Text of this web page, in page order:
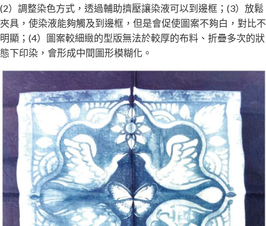
(2）調整染色方式，透過輔助擠壓讓染液可以到邊框；(3）放鬆
夾具，使染液能夠觸及到邊框，但是會促使圖案不夠白，對比不
明顯；(4）圖案較細緻的型版無法於較厚的布料、折疊多次的狀
態下印染，會形成中間圖形模糊化。